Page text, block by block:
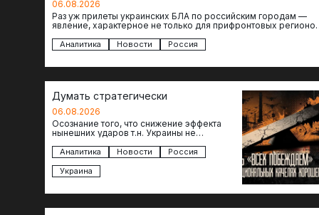
06.08.2026
Раз уж прилеты украинских БЛА по российским городам —
явление, характерное не только для прифронтовых
Аналитика Новости Россия
Думать стратегически
06.08.2026
Осознание того, что снижение эффекта
нынешних ударов т.н. Украины не
— повод задаться вопросом: что делать…
Аналитика Новости
Россия
Украина